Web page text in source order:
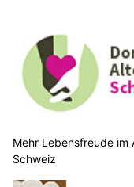
Mehr Lebensfreude
Schweiz